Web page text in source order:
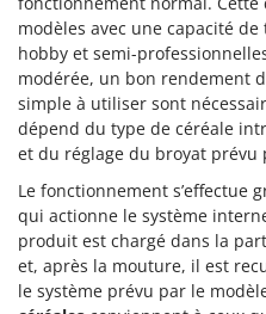
Machines sous vide
Motobineuses
Motoculteurs
Motofaucheuses
Motopompes pour
Moulins à céréales
Moulins à farine
N
Nettoyeurs et Balais à
FARMER
FBC
Ferrari Group
Ferroni
FIAC
FIEM
Fimar
modèles avec une capacité
hobby et semi-
modérée, un bon rendement
simple à utiliser sont
dépend du type de céréale
et du réglage du broyat prévu
Le fonctionnement s’effectue
qui actionne le système
produit est chargé dans la
et, après la mouture, il est
le système prévu par le